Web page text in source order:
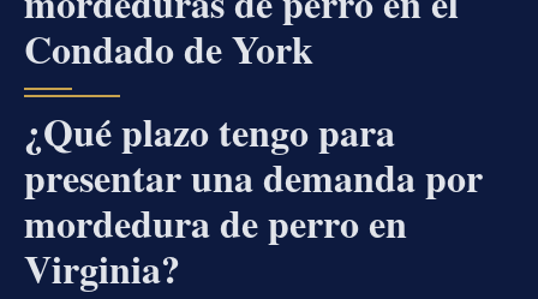
Condado de York
¿Qué plazo tengo para
presentar una demanda por
mordedura de perro en
Virginia?